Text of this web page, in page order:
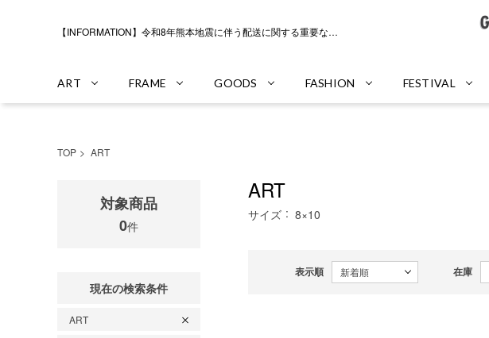
【INFORMATION】令和8年熊本地震に伴う配送に関する重要なお知らせ
ART FRAME GOODS FASHION FESTIVAL
TOP ART
対象商品
0件
現在の検索条件
ART
ART
サイズ 8×10
表示順 在庫